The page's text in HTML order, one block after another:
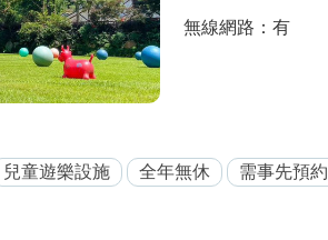
無線網路：有
兒童遊樂設施 全年無休 需事先預約